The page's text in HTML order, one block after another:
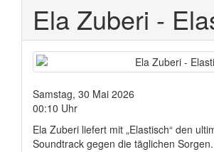
Ela Zuberi -
Samstag, 30 Mai 2026
00:10 Uhr
Ela Zuberi liefert mit „Elastisch“ den
Soundtrack gegen die täglichen Sorgen.